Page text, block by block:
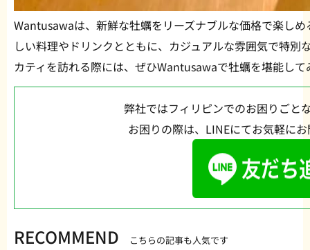
Wantusawaは、新鮮な牡蠣をリーズナブルな価格で楽し
しい料理やドリンクとともに、カジュアルな雰囲気で特
カティを訪れる際には、ぜひWantusawaで牡蠣を堪能し
弊社ではフィリピンでのお困りごと
お困りの際は、LINEにてお気軽に
RECOMMEND こちらの記事も人気です